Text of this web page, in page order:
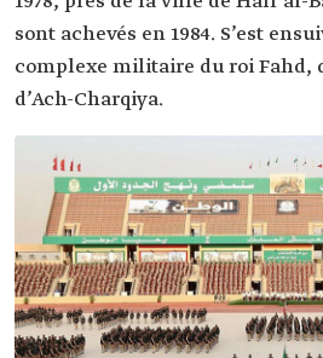
sont achevés en 1984. S’est
complexe militaire du roi Fahd,
d’Ach-Charqiya.